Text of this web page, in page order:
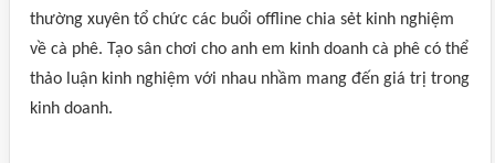
thường xuyên tổ chức các buổi offline chia sẻt kinh nghiệm
về cà phê. Tạo sân chơi cho anh em kinh doanh cà phê có thể
thảo luận kinh nghiệm với nhau nhầm mang đến giá trị trong
kinh doanh.